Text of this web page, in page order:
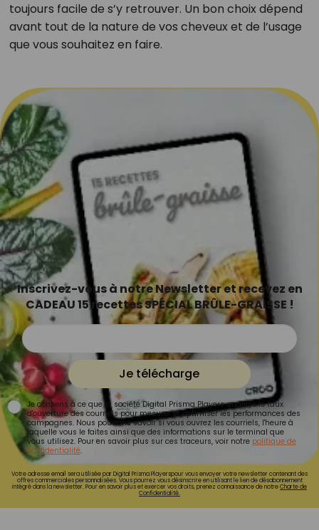
toujours facile de s’y retrouver. Un bon choix dépend
avant tout de la nature de vos cheveux et de l’usage
que vous souhaitez en faire.
Inscrivez-vous à notre Newsletter et recevez en
CADEAU 15 recettes SPÉCIAL BRÛLE-GRAISSE !
Je télécharge
Je consens à ce que la société Digital Prisma Players analyse le taux
d'ouverture des courriels pour mesurer et optimiser les performances des
campagnes. Nous pourrons savoir si vous ouvrez les courriels, l'heure à
laquelle vous le faites ainsi que des informations sur le terminal que
vous utilisez. Pour en savoir plus sur ces traceurs, voir notre politique de
confidentialité.
Votre adresse email sera utilisée par Digital Prisma Playerspour vous envoyer votre newsletter contenant des
offres commerciales personnalisées. Vous pourrez vous désinscrire en utilisant le lien de désabonnement
intégré dans la newsletter. Pour en savoir plus et exercer vos droits, prenez connaissance de notreCharte de
Confidentialité.